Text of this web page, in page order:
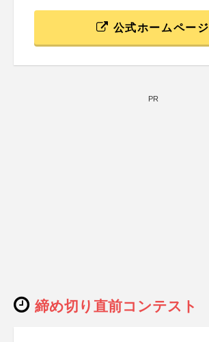
公式ホームページ
PR
締め切り直前コンテスト